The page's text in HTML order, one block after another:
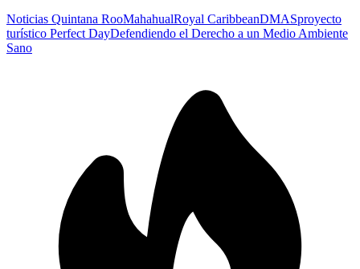
Noticias Quintana RooMahahualRoyal CaribbeanDMASproyecto
turístico Perfect DayDefendiendo el Derecho a un Medio Ambiente
Sano